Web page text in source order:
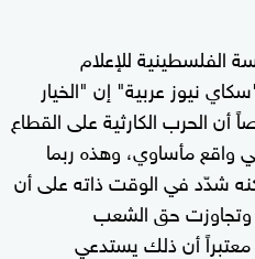
الفلسطينية للإعلام
نيوز عربية" إن "الخيار
الحرب الكارثية على القطاع
مأساوي، وهذه ربما
شدّد في الوقت ذاته على أن
وتجاوزت حق الشعب
أن ذلك يستدعي